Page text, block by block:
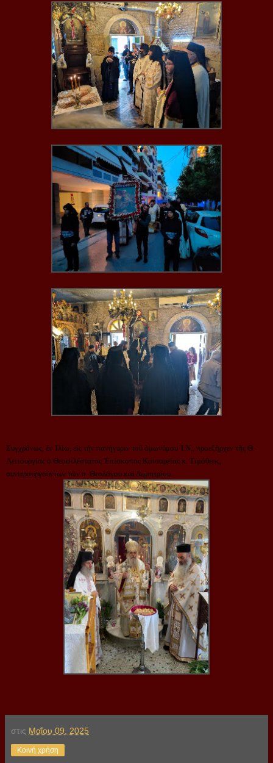
Συγχρόνως, ἐν Ἰλίω, εἰς τὴν πανήγυριν τοῦ ὁμωνύμου Ἱ.Ν., προεξῆρχεν τῆς Θ.
Λειτουργίας ὁ Θεοφιλέστατος Ἐπίσκοπος Καισαρείας κ. Τιμόθεος,
συνιερουργούντων τῶν π. Θεολόγου καὶ Δημητρίου.
στις Μαΐου 09, 2025
Κοινή χρήση